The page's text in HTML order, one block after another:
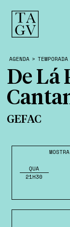
QUA
21H30
AGENDA >
De Lá
GEFAC